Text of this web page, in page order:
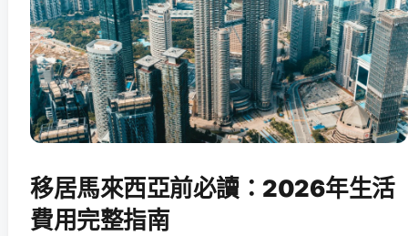
移居馬來西亞前必讀：2026年生活
費用完整指南